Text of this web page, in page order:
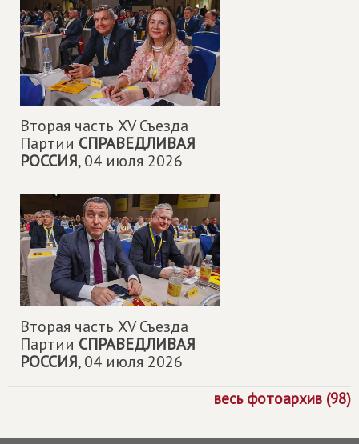
Вторая часть XV Съезда
Партии СПРАВЕДЛИВАЯ
РОССИЯ,04 июля 2026
Вторая часть XV Съезда
Партии СПРАВЕДЛИВАЯ
РОССИЯ,04 июля 2026
весь фотоархив (98)